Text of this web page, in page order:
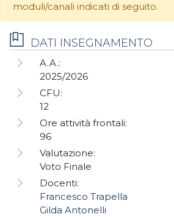
moduli/canali indicati di seguito.
DATI INSEGNAMENTO
A.A.:
2025/2026
CFU:
12
Ore attività frontali:
96
Valutazione:
Voto Finale
Docenti:
Francesco Trapella
Gilda Antonelli